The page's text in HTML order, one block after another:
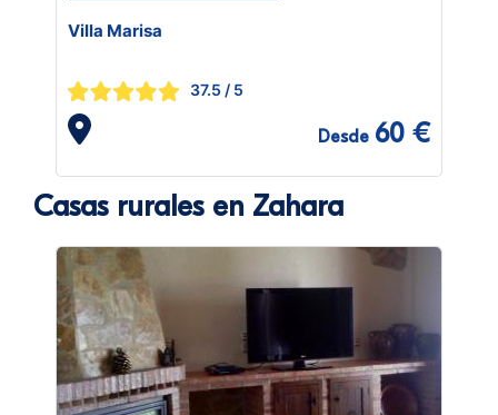
Villa Marisa
37.5 / 5
Desde 60 €
Casas rurales en Zahara